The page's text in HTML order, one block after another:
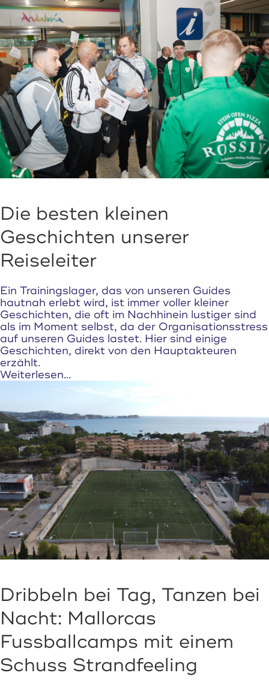
Die besten kleinen
Geschichten unserer
Reiseleiter
Ein Trainingslager, das von unseren Guides
hautnah erlebt wird, ist immer voller kleiner
Geschichten, die oft im Nachhinein lustiger sind
als im Moment selbst, da der Organisationsstress
auf unseren Guides lastet. Hier sind einige
Geschichten, direkt von den Hauptakteuren
erzählt.
Weiterlesen...
Dribbeln bei Tag, Tanzen bei
Nacht: Mallorcas
Fussballcamps mit einem
Schuss Strandfeeling